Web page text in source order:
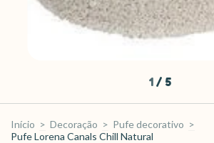
1 / 5
Início > Decoração > Pufe decorativo >
Pufe Lorena Canals Chill Natural